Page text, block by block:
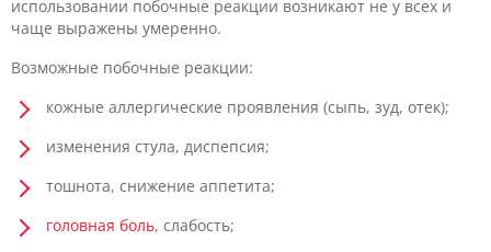
использовании побочные реакции возникают не у всех и
чаще выражены умеренно.
Возможные побочные реакции:
кожные аллергические проявления (сыпь, зуд, отек);
изменения стула, диспепсия;
тошнота, снижение аппетита;
головная боль, слабость;